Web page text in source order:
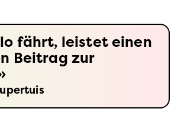
fährt, leistet einen
Beitrag zur